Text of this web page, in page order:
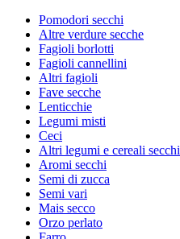
Pomodori secchi
Altre verdure secche
Fagioli borlotti
Fagioli cannellini
Altri fagioli
Fave secche
Lenticchie
Legumi misti
Ceci
Altri legumi e cereali secchi
Aromi secchi
Semi di zucca
Semi vari
Mais secco
Orzo perlato